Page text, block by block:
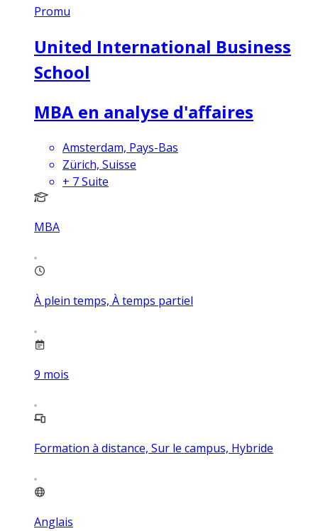
Promu
United International Business
School
MBA en analyse d'affaires
Amsterdam, Pays-Bas
Zürich, Suisse
+ 7Suite
MBA
À plein temps, À temps partiel
9 mois
Formation à distance, Sur le campus, Hybride
Anglais